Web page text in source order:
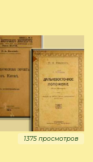
1375 просмотров